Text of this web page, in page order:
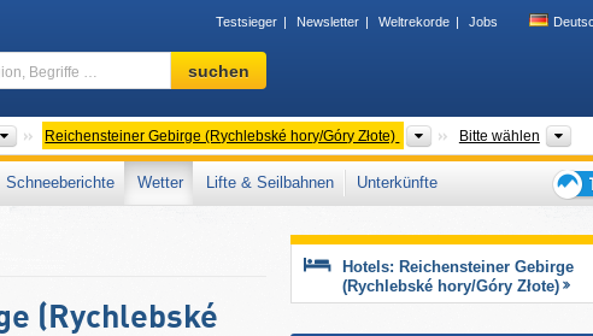
Testsieger Newsletter Weltrekorde Jobs
Skigebiet,
Region,
…
suchen
Übergeordnete Gebirge
Reichensteiner Gebirge (Rychlebské hory/Góry Złote) Gebirgszüge
Bitte wählen
Schneeberichte Wetter Lifte & Seilbahnen
Unterkünfte
für
den
(Rychlebské
Hotels: Reichensteiner Gebirge
(Rychlebské hory/​Góry Złote)